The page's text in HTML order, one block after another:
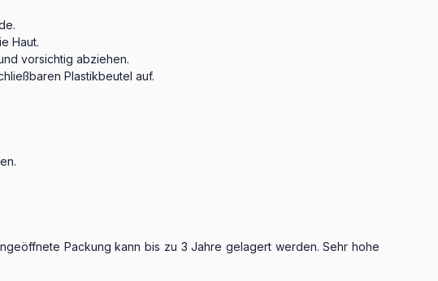
Haut.
vorsichtig abziehen.
Plastikbeutel auf.
Packung kann bis zu 3 Jahre gelagert werden. Sehr hohe